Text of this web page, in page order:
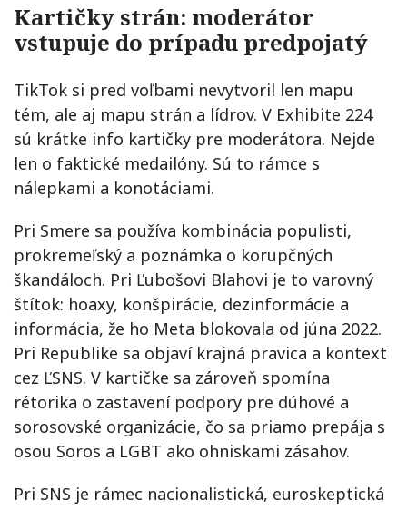
Kartičky strán: moderátor
vstupuje do prípadu predpojatý
TikTok si pred voľbami nevytvoril len mapu
tém, ale aj mapu strán a lídrov. V Exhibite 224
sú krátke info kartičky pre moderátora. Nejde
len o faktické medailóny. Sú to rámce s
nálepkami a konotáciami.
Pri Smere sa používa kombinácia populisti,
prokremeľský a poznámka o korupčných
škandáloch. Pri Ľubošovi Blahovi je to varovný
štítok: hoaxy, konšpirácie, dezinformácie a
informácia, že ho Meta blokovala od júna 2022.
Pri Republike sa objaví krajná pravica a kontext
cez ĽSNS. V kartičke sa zároveň spomína
rétorika o zastavení podpory pre dúhové a
sorosovské organizácie, čo sa priamo prepája s
osou Soros a LGBT ako ohniskami zásahov.
Pri SNS je rámec nacionalistická, euroskeptická